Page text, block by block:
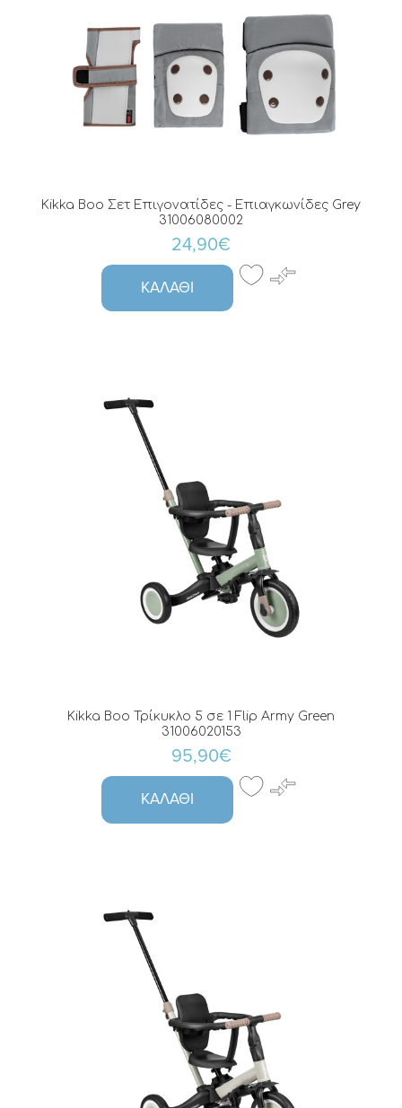
Kikka Boo Σετ Επιγονατίδες - Επιαγκωνίδες Grey
31006080002
24,90€
ΚΑΛΆΘΙ
Kikka Boo Τρίκυκλο 5 σε 1 Flip Army Green
31006020153
95,90€
ΚΑΛΆΘΙ